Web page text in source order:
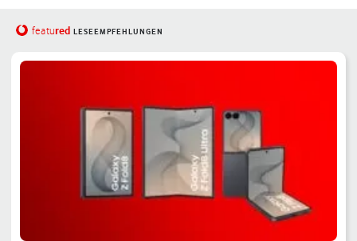
featured LESEEMPFEHLUNGEN